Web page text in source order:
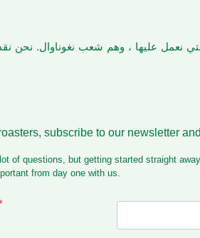
نعمل عليها ، وهم شعب نغوناوال. نحن